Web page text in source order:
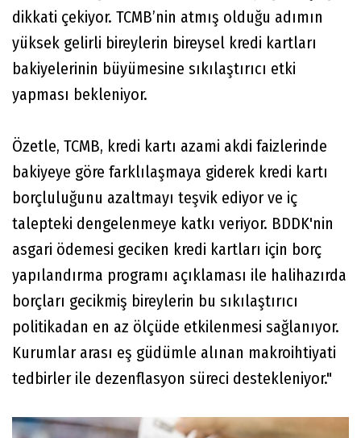
dikkati çekiyor. TCMB’nin atmış olduğu adımın
yüksek gelirli bireylerin bireysel kredi kartları
bakiyelerinin büyümesine sıkılaştırıcı etki
yapması bekleniyor.
Özetle, TCMB, kredi kartı azami akdi faizlerinde
bakiyeye göre farklılaşmaya giderek kredi kartı
borçluluğunu azaltmayı teşvik ediyor ve iç
talepteki dengelenmeye katkı veriyor. BDDK'nin
asgari ödemesi geciken kredi kartları için borç
yapılandırma programı açıklaması ile halihazırda
borçları gecikmiş bireylerin bu sıkılaştırıcı
politikadan en az ölçüde etkilenmesi sağlanıyor.
Kurumlar arası eş güdümle alınan makroihtiyati
tedbirler ile dezenflasyon süreci destekleniyor."